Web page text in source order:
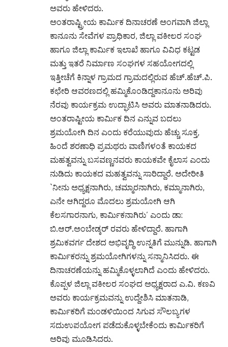
ಅವರು ಹೇಳಿದರು.
ಅಂತರಾಷ್ಟ್ರೀಯ ಕಾರ್ಮಿಕ ದಿನಾಚರಣೆ ಅಂಗವಾಗಿ ಜಿಲ್ಲಾ
ಕಾನೂನು ಸೇವೆಗಳ ಪ್ರಾಧಿಕಾರ, ಜಿಲ್ಲಾ ವಕೀಲರ ಸಂಘ
ಹಾಗೂ ಜಿಲ್ಲಾ ಕಾರ್ಮಿಕ ಇಲಾಖೆ ಹಾಗೂ ವಿವಿಧ ಕಟ್ಟಡ
ಮತ್ತು ಇತರೆ ನಿರ್ಮಾಣ ಸಂಘಗಳ ಸಹಯೋಗದಲ್ಲಿ
ಇತ್ತೀಚೆಗೆ ಕಿನ್ನಾಳ ಗ್ರಾಮದ ಗ್ರಾಮದಲ್ಲಿರುವ ಹೆಚ್.ಹೆಚ್.ಪಿ.
ಕಛೇರಿ ಆವರಣದಲ್ಲಿ ಹಮ್ಮಿಕೊಂಡಿದ್ದಕಾನೂನು ಅರಿವು
ನೆರವು ಕಾರ್ಯಕ್ರಮ ಉದ್ಘಾಟಿಸಿ ಅವರು ಮಾತನಾಡಿದರು.
ಅಂತರಾಷ್ಟೀಯ ಕಾರ್ಮಿಕ ದಿನ ಎನ್ನುವ ಬದಲು
ಶ್ರಮಯೋಗಿ ದಿನ ಎಂದು ಕರೆಯುವುದು ಹೆಚ್ಚು ಸೂಕ್ತ,
ಹಿಂದೆ ಶರಣಾಧಿ ಪ್ರಮಥರು ವಾಣಿಗಳಂತೆ ಕಾಯಕದ
ಮಹತ್ವವನ್ನು ಬಸವಣ್ಣನವರು ಕಾಯಕವೇ ಕೈಲಾಸ ಎಂದು
ನುಡಿದು ಕಾಯಕದ ಮಹತ್ವವನ್ನು ಸಾರಿದ್ದಾರೆ. ಅದೇರೀತಿ
`ನೀನು ಅಧ್ಯಕ್ಷನಾಗಿರು, ಚಮ್ಮಾರನಾಗಿರು, ಕಮ್ಮಾನಾಗಿರು,
ಎನೇ ಆಗಿದ್ದರೂ ಮೊದಲು ಶ್ರಮಯೋಗಿ ಆಗಿ
ಕೆಲಸಗಾರನಾಗು, ಕಾರ್ಮಿಕನಾಗಿರು’ ಎಂದು ಡಾ:
ಬಿ.ಆರ್.ಅಂಬೇಡ್ಕರ್ ರವರು ಹೇಳಿದ್ದಾರೆ. ಹಾಗಾಗಿ
ಶ್ರಮಿಕವರ್ಗ ದೇಶದ ಅಭಿವೃದ್ಧಿ ಉನ್ನತಿಗೆ ಮುನ್ನುಡಿ. ಹಾಗಾಗಿ
ಕಾರ್ಮಿಕರನ್ನು ಶ್ರಮಯೋಗಿಗಳನ್ನು ಸನ್ಮಾನಿಸಿದರು. ಈ
ದಿನಾಚರಣೆಯನ್ನು ಹಮ್ಮಿಕೊಳ್ಳಲಾಗಿದೆ ಎಂದು ಹೇಳಿದರು.
ಕೊಪ್ಪಳ ಜಿಲ್ಲಾ ವಕೀಲರ ಸಂಘದ ಅಧ್ಯಕ್ಷರಾದ ಎ.ವಿ. ಕಣವಿ
ಅವರು ಕಾರ್ಯಕ್ರಮವನ್ನು ಉದ್ದೇಶಿಸಿ ಮಾತನಾಡಿ,
ಕಾರ್ಮಿಕರಿಗೆ ಮಂಡಳಿಯಿಂದ ಸಿಗುವ ಸೌಲಬ್ಯಗಳ
ಸದುಉಪಯೋಗ ಪಡೆದುಕೊಳ್ಳಬೇಕೆಂದು ಕಾರ್ಮಿಕರಿಗೆ
ಅರಿವು ಮೂಡಿಸಿದರು.